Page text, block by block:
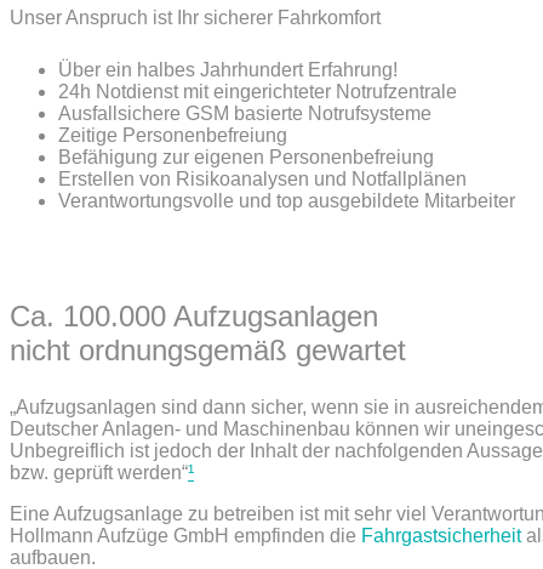
Unser Anspruch ist Ihr sicherer Fahrkomfort
Über ein halbes Jahrhundert Erfahrung!
24h Notdienst mit eingerichteter Notrufzentrale
Ausfallsichere GSM basierte Notrufsysteme
Zeitige Personenbefreiung
Befähigung zur eigenen Personenbefreiung
Erstellen von Risikoanalysen und Notfallplänen
Verantwortungsvolle und top ausgebildete Mitarbeiter
Ca. 100.000 Aufzugsanlagen
nicht ordnungsgemäß gewartet
„Aufzugsanlagen sind dann sicher, wenn sie in
Deutscher Anlagen- und Maschinenbau können wir
Unbegreiflich ist jedoch der Inhalt der nachfolgenden
bzw. geprüft werden“¹
Eine Aufzugsanlage zu betreiben ist mit sehr viel
Hollmann Aufzüge GmbH empfinden die Fahrgastsicherheit
aufbauen.